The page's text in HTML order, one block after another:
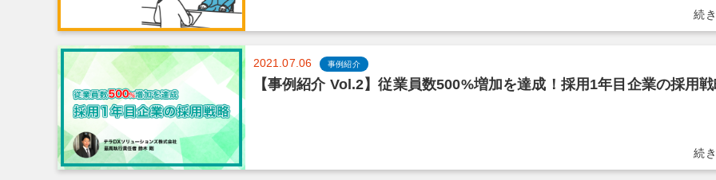
2021.07.06 事例紹介
【事例紹介 Vol.2】従業員数500%増加を達成！採用1年目企業の採用